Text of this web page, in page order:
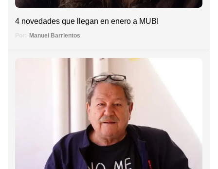
4 novedades que llegan en enero a MUBI
Por: Manuel Barrientos